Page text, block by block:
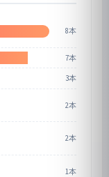
8本
7本
3本
2本
2本
1本